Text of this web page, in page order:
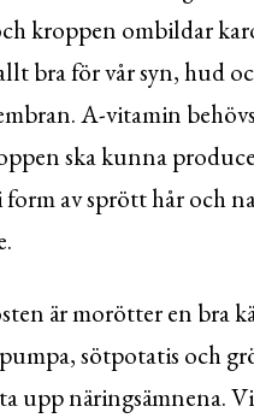
kroppen ombildar
bra för vår syn, hud
A-vitamin
ska kunna
av sprött hår och
är morötter en bra
sötpotatis och
upp näringsämnena.